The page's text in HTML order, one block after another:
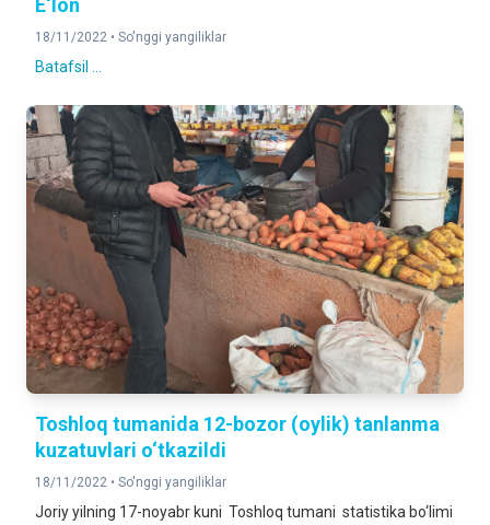
E‘lon
18/11/2022 • So'nggi yangiliklar
Batafsil ...
Toshloq tumanida 12-bozor (oylik) tanlanma
kuzatuvlari o‘tkazildi
18/11/2022 • So'nggi yangiliklar
Joriy yilning 17-noyabr kuni Toshloq tumani statistika bo‘limi